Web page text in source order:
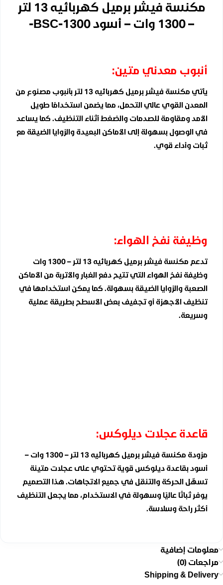
مكنسة فيشر برميل كهربائيه 13 لتر
– 1300 وات – أسود BSC-1300-
أنبوب معدني متين:
يأتي مكنسة فيشر برميل كهربائيه 13 لتر بأنبوب مصنوع من
المعدن القوي عالي التحمل، مما يضمن استخدامًا طويل
الأمد ومقاومة للصدمات والضغط أثناء التنظيف. كما يساعد
في الوصول بسهولة إلى الأماكن البعيدة والزوايا الضيقة مع
ثبات وأداء قوي.
وظيفة نفخ الهواء:
تدعم مكنسة فيشر برميل كهربائيه 13 لتر – 1300 وات
وظيفة نفخ الهواء التي تتيح دفع الغبار والأتربة من الأماكن
الصعبة والزوايا الضيقة بسهولة. كما يمكن استخدامها في
تنظيف الأجهزة أو تجفيف بعض الأسطح بطريقة عملية
وسريعة.
قاعدة عجلات ديلوكس:
مزودة مكنسة فيشر برميل كهربائيه 13 لتر – 1300 وات –
أسود بقاعدة ديلوكس قوية تحتوي على عجلات متينة
تسهّل الحركة والتنقل في جميع الاتجاهات. هذا التصميم
يوفر ثباتًا عاليًا وسهولة في الاستخدام، مما يجعل التنظيف
أكثر راحة وسلاسة.
معلومات إضافية
مراجعات (0)
Shipping & Delivery